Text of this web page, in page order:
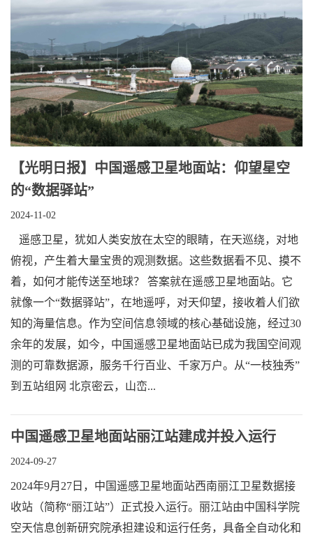
【光明日报】中国遥感卫星地面站：仰望星空
的“数据驿站”
2024-11-02
遥感卫星，犹如人类安放在太空的眼睛，在天巡绕，对地
俯视，产生着大量宝贵的观测数据。这些数据看不见、摸不
着，如何才能传送至地球？ 答案就在遥感卫星地面站。它
就像一个“数据驿站”，在地遥呼，对天仰望，接收着人们欲
知的海量信息。作为空间信息领域的核心基础设施，经过30
余年的发展，如今，中国遥感卫星地面站已成为我国空间观
测的可靠数据源，服务千行百业、千家万户。从“一枝独秀”
到五站组网 北京密云，山峦...
中国遥感卫星地面站丽江站建成并投入运行
2024-09-27
2024年9月27日，中国遥感卫星地面站西南丽江卫星数据接
收站（简称“丽江站”）正式投入运行。丽江站由中国科学院
空天信息创新研究院承担建设和运行任务，具备全自动化和